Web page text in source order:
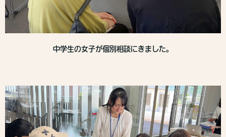
中学生の女子が個別相談にきました。